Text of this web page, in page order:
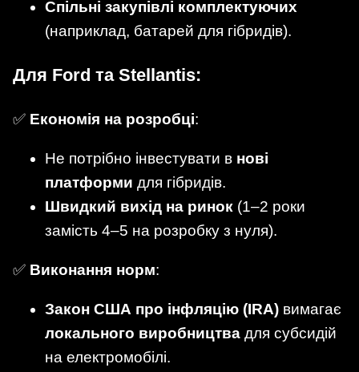
Спільні закупівлі комплектуючих
(наприклад, батарей для гібридів).
Для Ford та Stellantis:
✅ Економія на розробці:
Не потрібно інвестувати в нові
платформи для гібридів.
Швидкий вихід на ринок (1–2 роки
замість 4–5 на розробку з нуля).
✅ Виконання норм:
Закон США про інфляцію (IRA) вимагає
локального виробництва для субсидій
на електромобілі.